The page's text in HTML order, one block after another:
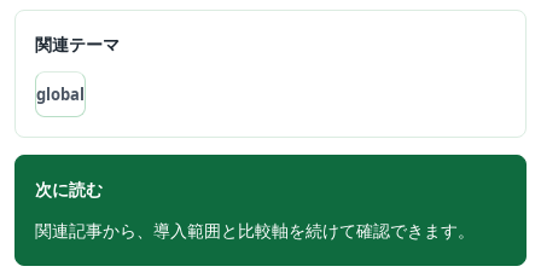
関連テーマ
global
次に読む
関連記事から、導入範囲と比較軸を続けて確認できます。